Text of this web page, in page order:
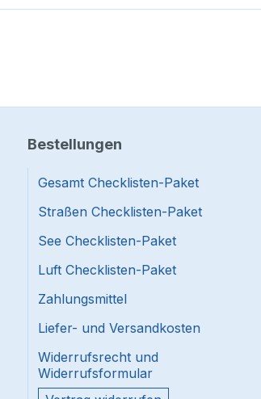
Bestellungen
Gesamt Checklisten-Paket
Straßen Checklisten-Paket
See Checklisten-Paket
Luft Checklisten-Paket
Zahlungsmittel
Liefer- und Versandkosten
Widerrufsrecht und
Widerrufsformular